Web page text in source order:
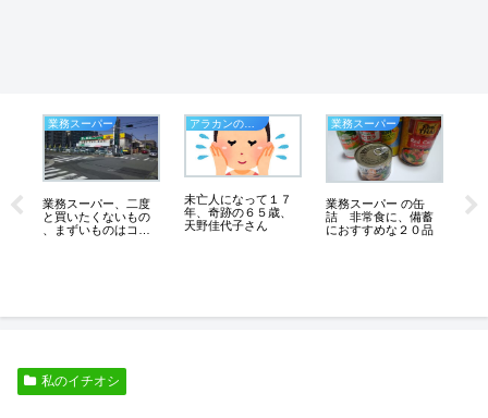
業務スーパー
業務スーパー、二度
と買いたくないもの
、まずいものはコ
アラカンのつぶやき
未亡人になって１７
年、奇跡の６５歳、
天野佳代子さん
業務スーパー
業務スーパー の缶
詰 非常食に、備蓄
におすすめな２０品
私のイチオシ